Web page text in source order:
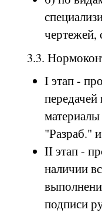
чертежей,
3.3.
I этап -
"Разраб."
II этап -
наличии
подписи